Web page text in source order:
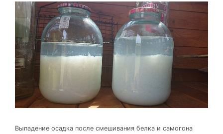
Выпадение осадка после смешивания белка и самогона